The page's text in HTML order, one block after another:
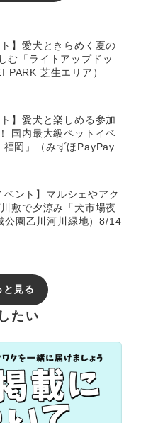
】愛犬ときらめく夏の
む「ライトアップドッ
PARK 芝生エリア）
】愛犬と楽しめる参加
国内最大級ペットイベ
岡」（みずほPayPay
ベント】マルシェやアク
敷で夕涼み「犬市場夜
公園乙川河川緑地）8/14
と見る
たい